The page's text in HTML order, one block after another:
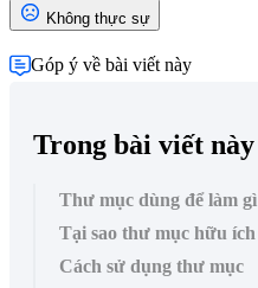
Không thực sự
Góp ý về bài viết này
Trong bài viết này
Thư mục dùng để làm gì
Tại sao thư mục hữu ích
Cách sử dụng thư mục